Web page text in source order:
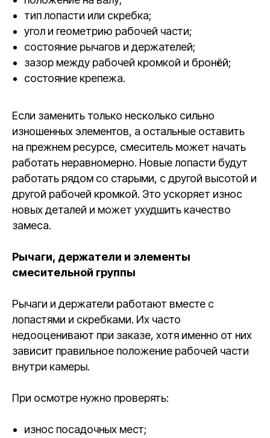
тип лопасти или скребка;
угол и геометрию рабочей части;
состояние рычагов и держателей;
зазор между рабочей кромкой и бронёй;
состояние крепежа.
Если заменить только несколько сильно
изношенных элементов, а остальные оставить
на прежнем ресурсе, смеситель может начать
работать неравномерно. Новые лопасти будут
работать рядом со старыми, с другой высотой и
другой рабочей кромкой. Это ускоряет износ
новых деталей и может ухудшить качество
замеса.
Рычаги, держатели и элементы
смесительной группы
Рычаги и держатели работают вместе с
лопастями и скребками. Их часто
недооценивают при заказе, хотя именно от них
зависит правильное положение рабочей части
внутри камеры.
При осмотре нужно проверять:
износ посадочных мест;